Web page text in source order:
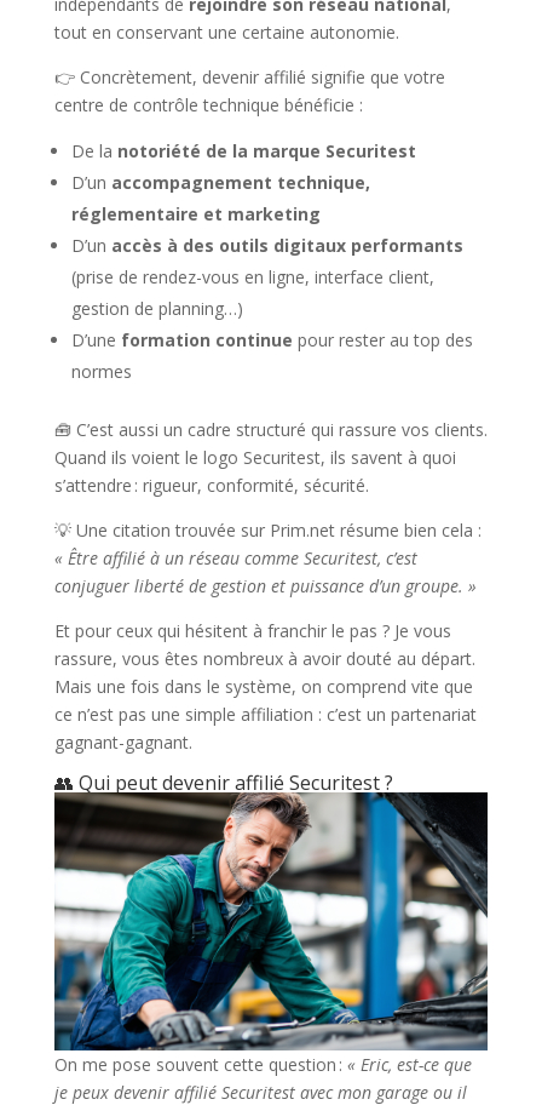
tout en conservant une certaine autonomie.
👉 Concrètement, devenir affilié signifie que votre
centre de contrôle technique bénéficie :
De la notoriété de la marque Securitest
D’un accompagnement technique,
réglementaire et marketing
D’un accès à des outils digitaux performants
(prise de rendez-vous en ligne, interface client,
gestion de planning…)
D’une formation continue pour rester au top des
normes
🧰 C’est aussi un cadre structuré qui rassure vos clients.
Quand ils voient le logo Securitest, ils savent à quoi
s’attendre : rigueur, conformité, sécurité.
💡 Une citation trouvée sur Prim.net résume bien cela :
« Être affilié à un réseau comme Securitest, c’est
conjuguer liberté de gestion et puissance d’un groupe. »
Et pour ceux qui hésitent à franchir le pas ? Je vous
rassure, vous êtes nombreux à avoir douté au départ.
Mais une fois dans le système, on comprend vite que
ce n’est pas une simple affiliation : c’est un partenariat
gagnant-gagnant.
👥 Qui peut devenir affilié Securitest ?
On me pose souvent cette question : « Eric, est-ce que
je peux devenir affilié Securitest avec mon garage ou il